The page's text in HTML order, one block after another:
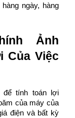
và hàng hóa
ngày, hàng
Ảnh
Của Việc
để tính toán lợi
của máy của
điện và bất kỳ